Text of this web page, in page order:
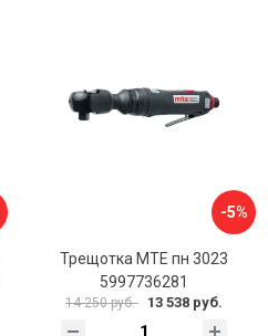
-5%
Трещотка MTE пн 3023
5997736281
14 250 руб. 13 538 руб.